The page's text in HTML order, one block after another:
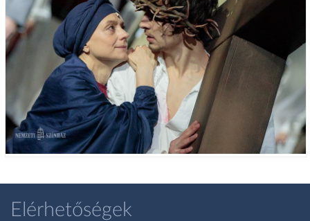
Elérhetőségek